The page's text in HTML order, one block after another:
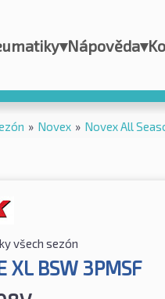
▾Nápověda▾
» Novex » Novex All
všech sezón
XL BSW 3PMSF